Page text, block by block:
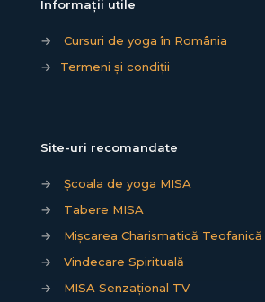
Informații utile
→
Cursuri de yoga în România
→
Termeni și condiții
Site-uri recomandate
→
Școala de yoga MISA
→
Tabere MISA
→
Mișcarea Charismatică Teofanică
→
Vindecare Spirituală
→
MISA Senzațional TV